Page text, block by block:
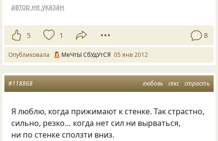
автор не указан
5 1 8
Опубликовала МеЧтЫ СбУдУтСЯ 05 янв 2012
любовь секс страсть
#118868
Я люблю, когда прижимают к стенке. Так страстно,
сильно, резко… когда нет сил ни вырваться,
ни по стенке сползти вниз.